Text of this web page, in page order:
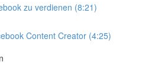
zu verdienen (8:21)
Content Creator (4:25)